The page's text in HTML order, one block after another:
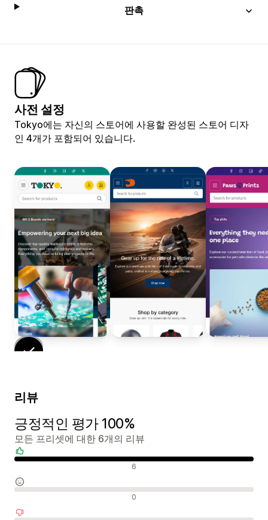
판촉
사전 설정
Tokyo에는 자신의 스토어에 사용할 완성된 스토어 디자
인 4개가 포함되어 있습니다.
리뷰
긍정적인 평가 100%
모든 프리셋에 대한 6개의 리뷰
6
0